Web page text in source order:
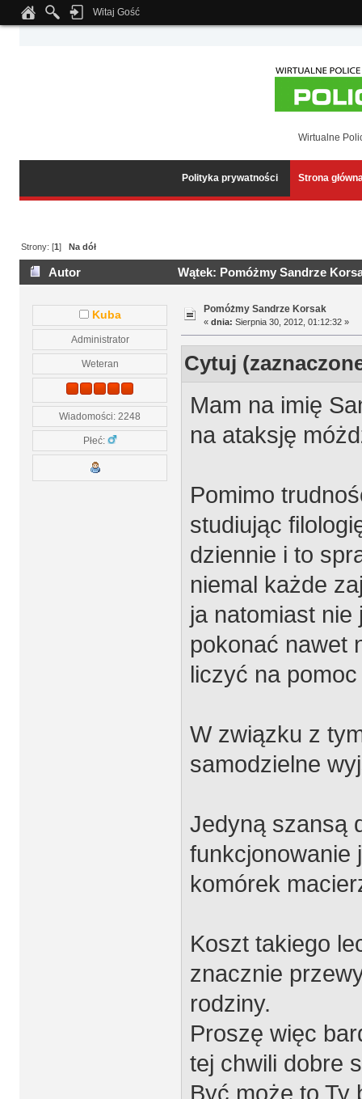
Notice: Undefined index: tapatalk_body_hook in
Witaj Gość
Wirtualne
Polityka prywatności Strona
Strony: [1]Na dół
Autor Wątek: Pomóżmy Sandrze
Kuba
Administrator
Weteran
Wiadomości: 2248
Płeć:
Pomóżmy Sandrze Korsak
« dnia: Sierpnia 30, 2012, 01:12:32 »
Cytuj
Mam na imię
na ataksję
Pomimo
studiując
dziennie i to
niemal każde
ja natomiast
pokonać nawet
liczyć na
W związku z
samodzielne
Jedyną szansą
funkcjonowanie
komórek
Koszt takiego
znacznie
rodziny.
Proszę więc
tej chwili dobre
Być może to Ty